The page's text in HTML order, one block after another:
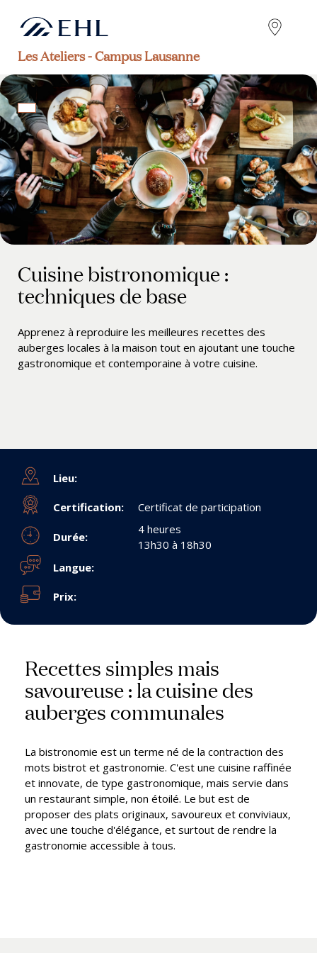
Les Ateliers - Campus Lausanne
Cuisine bistronomique :
techniques de base
Apprenez à reproduire les meilleures recettes des
auberges locales à la maison tout en ajoutant une touche
gastronomique et contemporaine à votre cuisine.
Lieu:
Certification: Certificat de participation
Durée:
4 heures
13h30 à 18h30
Langue:
Prix:
Recettes simples mais
savoureuse : la cuisine des
auberges communales
La bistronomie est un terme né de la contraction des
mots bistrot et gastronomie. C'est une cuisine raffinée
et innovate, de type gastronomique, mais servie dans
un restaurant simple, non étoilé. Le but est de
proposer des plats originaux, savoureux et conviviaux,
avec une touche d'élégance, et surtout de rendre la
gastronomie accessible à tous.